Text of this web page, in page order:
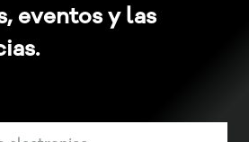
eventos y las